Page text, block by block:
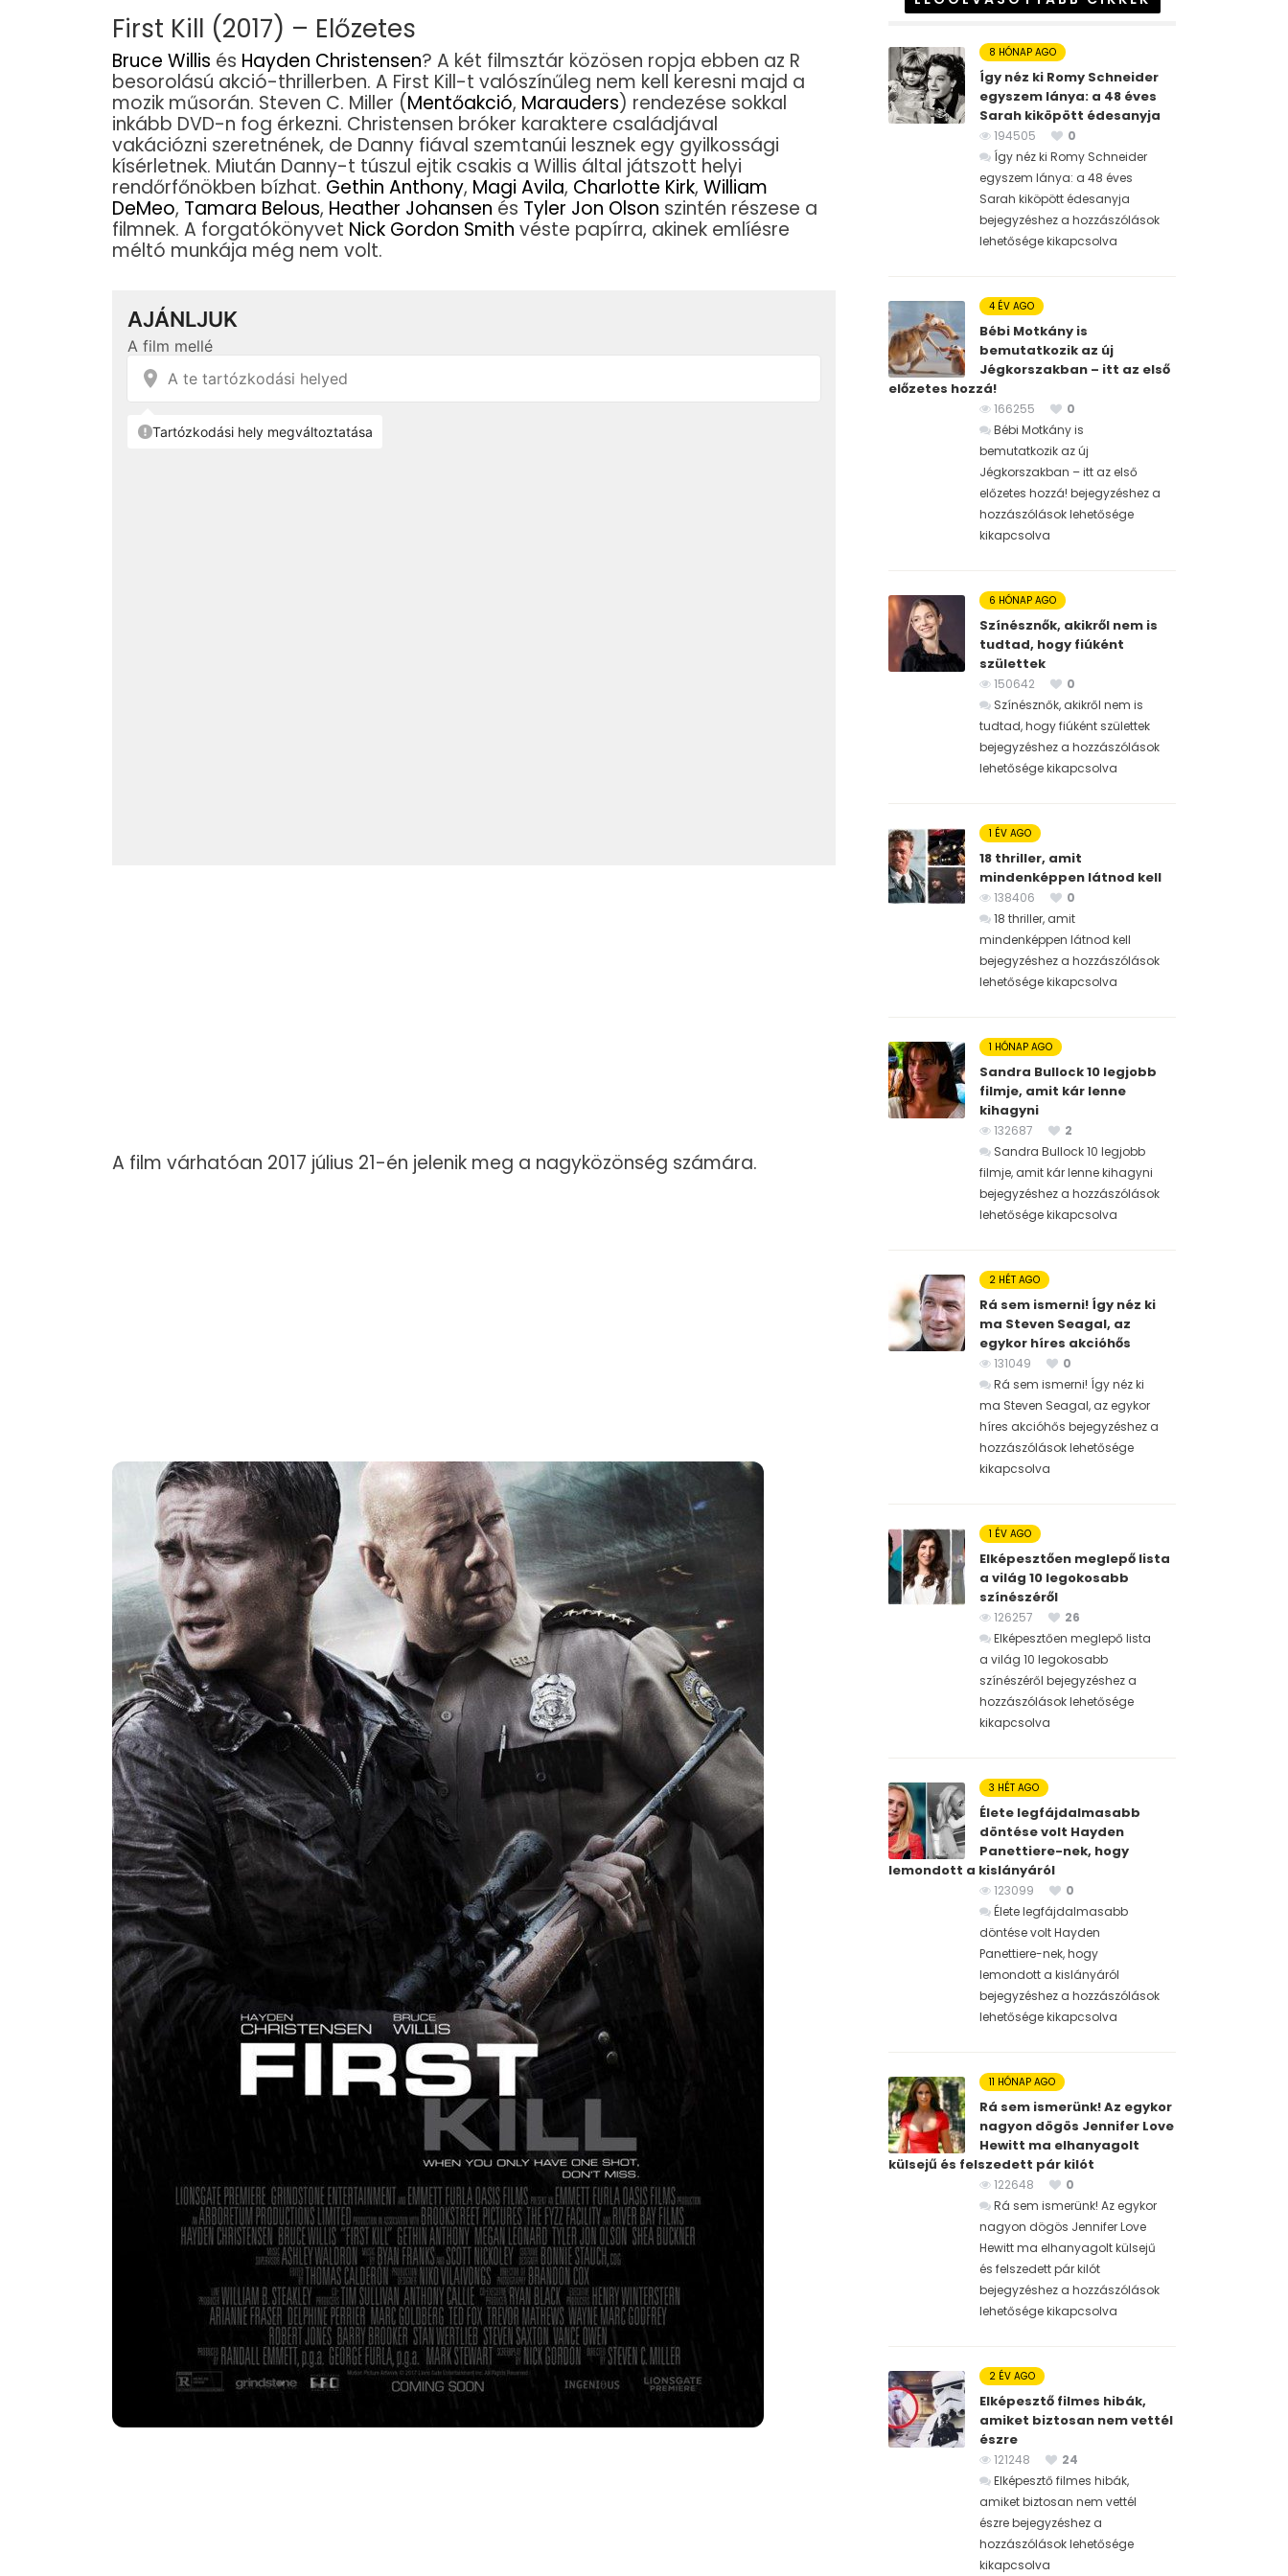
First Kill (2017) – Előzetes
Bruce Willis és Hayden Christensen? A két filmsztár közösen ropja ebben az R
besorolású akció-thrillerben. A First Kill-t valószínűleg nem kell keresni majd a
mozik műsorán. Steven C. Miller (Mentőakció, Marauders) rendezése sokkal
inkább DVD-n fog érkezni. Christensen bróker karaktere családjával
vakációzni szeretnének, de Danny fiával szemtanúi lesznek egy gyilkossági
kísérletnek. Miután Danny-t túszul ejtik csakis a Willis által játszott helyi
rendőrfőnökben bízhat. Gethin Anthony, Magi Avila, Charlotte Kirk, William
DeMeo, Tamara Belous, Heather Johansen és Tyler Jon Olson szintén részese a
filmnek. A forgatókönyvet Nick Gordon Smith véste papírra, akinek emlíésre
méltó munkája még nem volt.
A film várhatóan 2017 július 21-én jelenik meg a nagyközönség számára.
8 HÓNAP AGO
Így néz ki Romy Schneider
egyszem lánya: a 48 éves
Sarah kiköpött édesanyja
194505
0
Így néz ki Romy Schneider
egyszem lánya: a 48 éves
Sarah kiköpött édesanyja
bejegyzéshez a hozzászólások
lehetősége kikapcsolva
4 ÉV AGO
Bébi Motkány is
bemutatkozik az új
Jégkorszakban – itt az első
előzetes hozzá!
166255
0
Bébi Motkány is
bemutatkozik az új
Jégkorszakban – itt az első
előzetes hozzá! bejegyzéshez a
hozzászólások lehetősége
kikapcsolva
6 HÓNAP AGO
Színésznők, akikről nem is
tudtad, hogy fiúként
születtek
150642
0
Színésznők, akikről nem is
tudtad, hogy fiúként születtek
bejegyzéshez a hozzászólások
lehetősége kikapcsolva
1 ÉV AGO
18 thriller, amit
mindenképpen látnod kell
138406
0
18 thriller, amit
mindenképpen látnod kell
bejegyzéshez a hozzászólások
lehetősége kikapcsolva
1 HÓNAP AGO
Sandra Bullock 10 legjobb
filmje, amit kár lenne
kihagyni
132687
2
Sandra Bullock 10 legjobb
filmje, amit kár lenne kihagyni
bejegyzéshez a hozzászólások
lehetősége kikapcsolva
2 HÉT AGO
Rá sem ismerni! Így néz ki
ma Steven Seagal, az
egykor híres akcióhős
131049
0
Rá sem ismerni! Így néz ki
ma Steven Seagal, az egykor
híres akcióhős bejegyzéshez a
hozzászólások lehetősége
kikapcsolva
1 ÉV AGO
Elképesztően meglepő lista
a világ 10 legokosabb
színészéről
126257
26
Elképesztően meglepő lista
a világ 10 legokosabb
színészéről bejegyzéshez a
hozzászólások lehetősége
kikapcsolva
3 HÉT AGO
Élete legfájdalmasabb
döntése volt Hayden
Panettiere-nek, hogy
lemondott a kislányáról
123099
0
Élete legfájdalmasabb
döntése volt Hayden
Panettiere-nek, hogy
lemondott a kislányáról
bejegyzéshez a hozzászólások
lehetősége kikapcsolva
11 HÓNAP AGO
Rá sem ismerünk! Az egykor
nagyon dögös Jennifer Love
Hewitt ma elhanyagolt
külsejű és felszedett pár kilót
122648
0
Rá sem ismerünk! Az egykor
nagyon dögös Jennifer Love
Hewitt ma elhanyagolt külsejű
és felszedett pár kilót
bejegyzéshez a hozzászólások
lehetősége kikapcsolva
2 ÉV AGO
Elképesztő filmes hibák,
amiket biztosan nem vettél
észre
121248
24
Elképesztő filmes hibák,
amiket biztosan nem vettél
észre bejegyzéshez a
hozzászólások lehetősége
kikapcsolva